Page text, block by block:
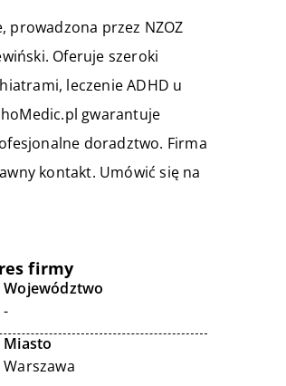
prowadzona przez NZOZ
Oferuje szeroki
leczenie ADHD u
gwarantuje
doradztwo. Firma
kontakt. Umówić się na
firmy
Województwo
-
Miasto
Warszawa